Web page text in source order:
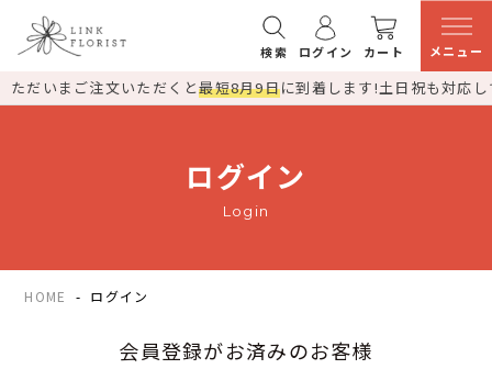
検索 ログイン カート メニュー
ただいまご注文いただくと最短8月9日に到着します!土日祝も対応
ログイン
Login
HOME ログイン
会員登録がお済みのお客様